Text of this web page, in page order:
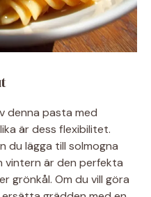
denna pasta med
är dess flexibilitet.
du lägga till solmogna
vintern är den perfekta
grönkål. Om du vill göra